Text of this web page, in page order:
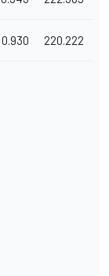
0.930 220.222